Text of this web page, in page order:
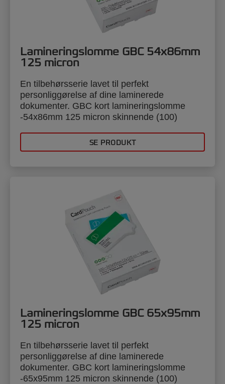
Lamineringslomme GBC 54x86mm
125 micron
En tilbehørsserie lavet til perfekt
personliggørelse af dine laminerede
dokumenter. GBC kort lamineringslomme
-54x86mm 125 micron skinnende (100)
SE PRODUKT
Lamineringslomme GBC 65x95mm
125 micron
En tilbehørsserie lavet til perfekt
personliggørelse af dine laminerede
dokumenter. GBC kort lamineringslomme
-65x95mm 125 micron skinnende (100)